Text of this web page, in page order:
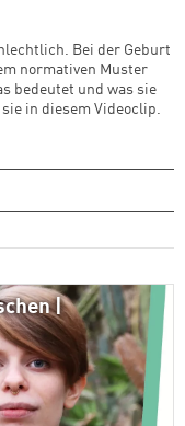
Bei der Geburt
normativen Muster
bedeutet und was sie
in diesem Videoclip.
|